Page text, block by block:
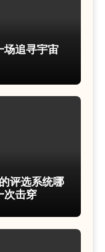
场追寻宇宙
评选系统哪
次击穿